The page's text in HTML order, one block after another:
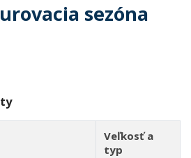
sezóna
Veľkosť a
typ